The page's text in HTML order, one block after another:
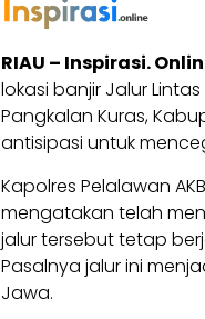
RIAU – Inspirasi.
lokasi banjir Jalur
Pangkalan Kuras,
antisipasi untuk
Kapolres Pelalawan
mengatakan telah
jalur tersebut tetap
Pasalnya jalur ini
Jawa.